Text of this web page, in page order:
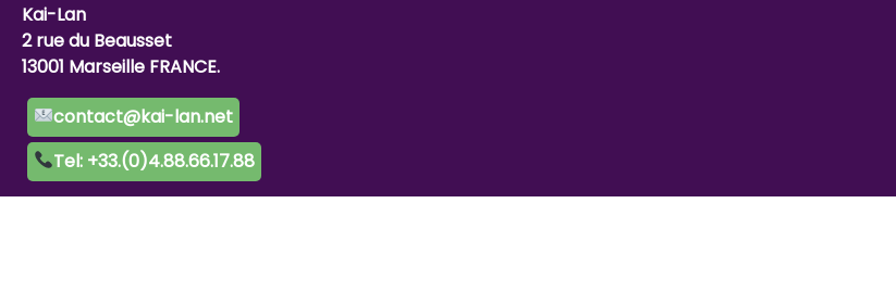
Kai-Lan
2 rue du Beausset
13001 Marseille FRANCE.
contact@kai-lan.net
Tel: +33.(0)4.88.66.17.88